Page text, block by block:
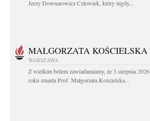
Jerzy Downarowicz Człowiek, który nigdy...
MAŁGORZATA KOŚCIELSKA
WARSZAWA
Z wielkim bólem zawiadamiamy, że 3 sierpnia 2026
roku zmarła Prof. Małgorzata Kościelska...